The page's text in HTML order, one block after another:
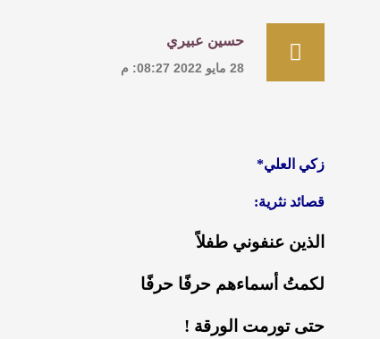
حسين عبيري
28 مايو 2022 08:27: م
زكي العلي*
قصائد نثرية:
الذين عنفوني طفلاً
‏لكمتُ أسماءهم حرفًا حرفًا
‏حتى تورمت الورقة !